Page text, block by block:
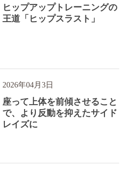
ヒップアップトレーニングの
王道「ヒップスラスト」
2026年04月3日
座って上体を前傾させること
で、より反動を抑えたサイド
レイズに